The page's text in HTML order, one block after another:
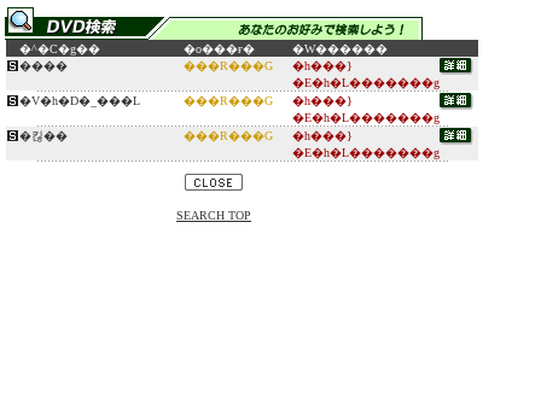
�^�C�g�� �o���ғ�
�W������
����
���R���G
�h���}
�E�h�L�������g
�V�h�D�_���L
���R���G
�h���}
�E�h�L�������g
�킪��
���R���G
�h���}
�E�h�L�������g
SEARCH TOP